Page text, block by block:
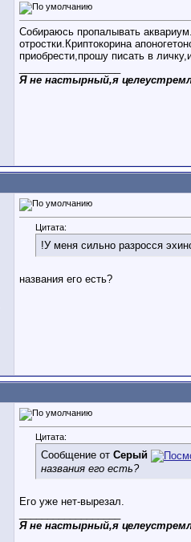
Собираюсь пропалывать
отростки.Криптокорина
приобрести,прошу писать в
Я не настырный,я
Цитата:
!У меня сильно разросся
названия его есть?
Цитата:
Сообщение от Серый
названия его есть?
Его уже нет-вырезал.
Я не настырный,я